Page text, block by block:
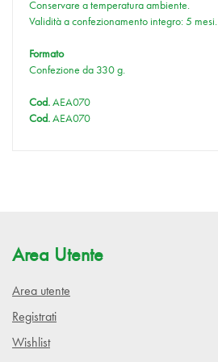
Conservare a temperatura ambiente.
Validità a confezionamento integro: 5 mesi.
Formato
Confezione da 330 g.
Cod.AEA070
Cod.AEA070
Area Utente
Area utente
Registrati
Wishlist